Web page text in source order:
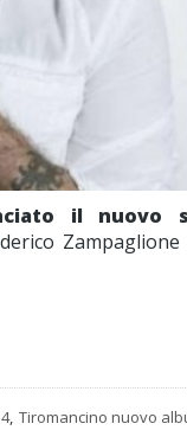
il nuovo
, Tiromancino nuovo